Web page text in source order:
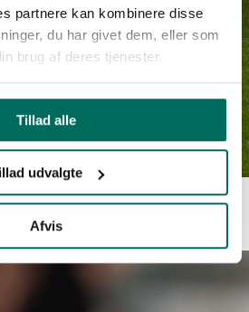
partnere kan kombinere disse
du har givet dem, eller som
brug af deres tjenester.
Tillad alle
udvalgte
Afvis